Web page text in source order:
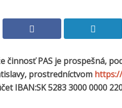
činnosť PAS je prospešná,
prostredníctvom
IBAN:SK 5283 3000 0000